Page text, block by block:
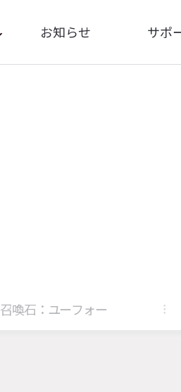
お知らせ
全体
サポ
召喚石：ユーフォー